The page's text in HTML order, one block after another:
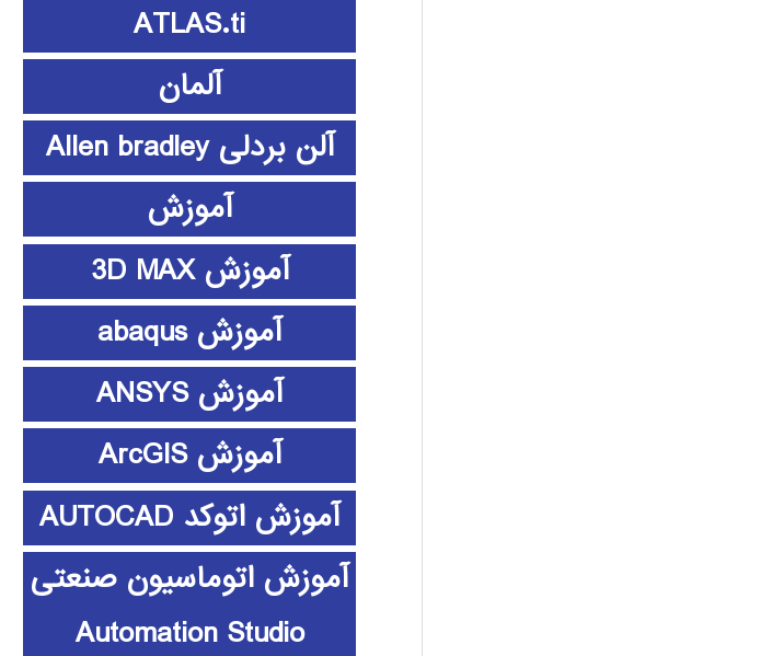
ATLAS.ti
آلمان
آلن بردلی Allen bradley
آموزش
آموزش 3D MAX
آموزش abaqus
آموزش ANSYS
آموزش ArcGIS
آموزش اتوکد AUTOCAD
آموزش اتوماسیون صنعتی
Automation Studio